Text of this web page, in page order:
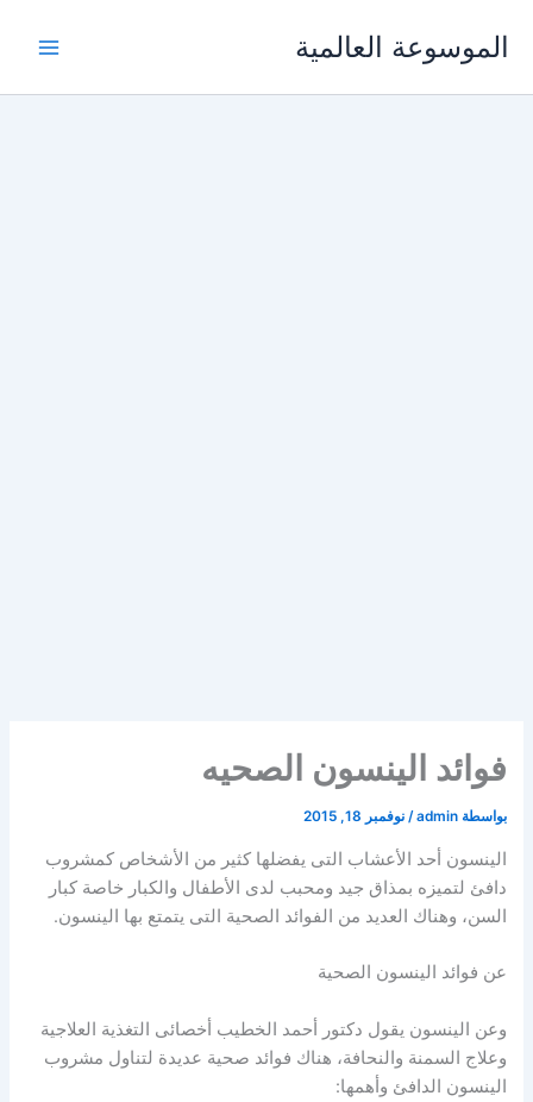
الموسوعة العالمية
فوائد الينسون الصحيه
بواسطة admin
/نوفمبر 18, 2015
الينسون أحد الأعشاب التى يفضلها كثير من الأشخاص كمشروب
دافئ لتميزه بمذاق جيد ومحبب لدى الأطفال والكبار خاصة كبار
السن، وهناك العديد من الفوائد الصحية التى يتمتع بها الينسون.
عن فوائد الينسون الصحية
وعن الينسون يقول دكتور أحمد الخطيب أخصائى التغذية العلاجية
وعلاج السمنة والنحافة، هناك فوائد صحية عديدة لتناول مشروب
الينسون الدافئ وأهمها: